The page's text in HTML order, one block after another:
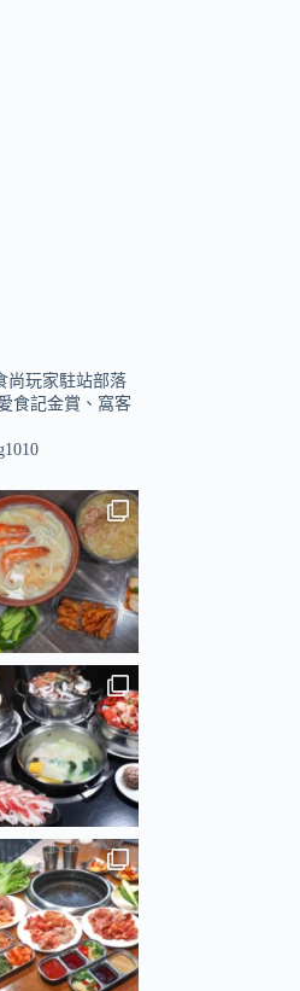
尚玩家駐站部落
食記金賞、窩客